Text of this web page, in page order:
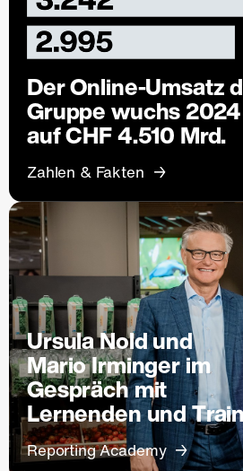
Der Online-Umsatz
Gruppe wuchs 2024
auf CHF 4.510 Mrd.
Zahlen & Fakten
Ursula Nold und
Mario Irminger im
Gespräch mit
Lernenden und
Reporting Academy